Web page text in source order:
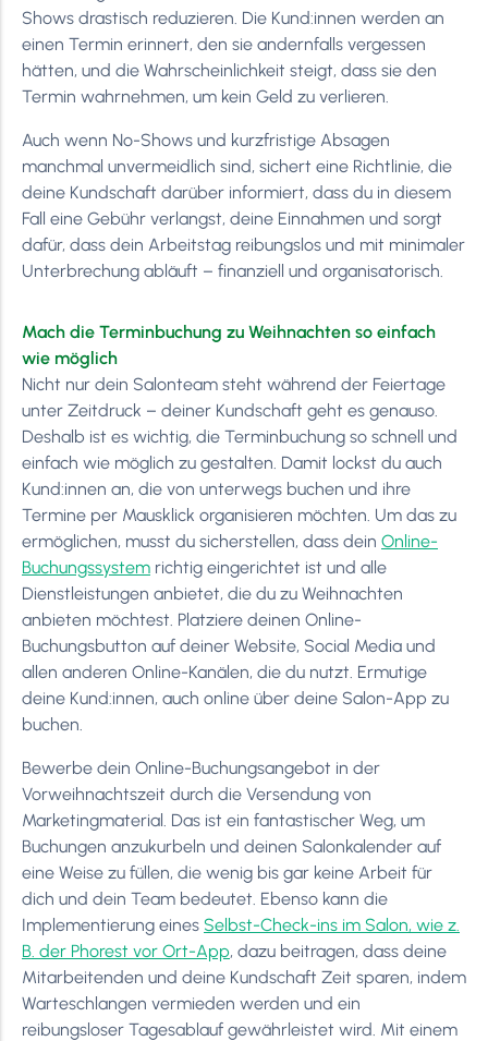
Shows drastisch reduzieren. Die Kund:innen werden an
einen Termin erinnert, den sie andernfalls vergessen
hätten, und die Wahrscheinlichkeit steigt, dass sie den
Termin wahrnehmen, um kein Geld zu verlieren.
Auch wenn No-Shows und kurzfristige Absagen
manchmal unvermeidlich sind, sichert eine Richtlinie, die
deine Kundschaft darüber informiert, dass du in diesem
Fall eine Gebühr verlangst, deine Einnahmen und sorgt
dafür, dass dein Arbeitstag reibungslos und mit minimaler
Unterbrechung abläuft – finanziell und organisatorisch.
Mach die Terminbuchung zu Weihnachten so einfach
wie möglich
Nicht nur dein Salonteam steht während der Feiertage
unter Zeitdruck – deiner Kundschaft geht es genauso.
Deshalb ist es wichtig, die Terminbuchung so schnell und
einfach wie möglich zu gestalten. Damit lockst du auch
Kund:innen an, die von unterwegs buchen und ihre
Termine per Mausklick organisieren möchten. Um das zu
ermöglichen, musst du sicherstellen, dass dein Online-
Buchungssystem richtig eingerichtet ist und alle
Dienstleistungen anbietet, die du zu Weihnachten
anbieten möchtest. Platziere deinen Online-
Buchungsbutton auf deiner Website, Social Media und
allen anderen Online-Kanälen, die du nutzt. Ermutige
deine Kund:innen, auch online über deine Salon-App zu
buchen.
Bewerbe dein Online-Buchungsangebot in der
Vorweihnachtszeit durch die Versendung von
Marketingmaterial. Das ist ein fantastischer Weg, um
Buchungen anzukurbeln und deinen Salonkalender auf
eine Weise zu füllen, die wenig bis gar keine Arbeit für
dich und dein Team bedeutet. Ebenso kann die
Implementierung eines Selbst-Check-ins im Salon, wie z.
B. der Phorest vor Ort-App, dazu beitragen, dass deine
Mitarbeitenden und deine Kundschaft Zeit sparen, indem
Warteschlangen vermieden werden und ein
reibungsloser Tagesablauf gewährleistet wird. Mit einem